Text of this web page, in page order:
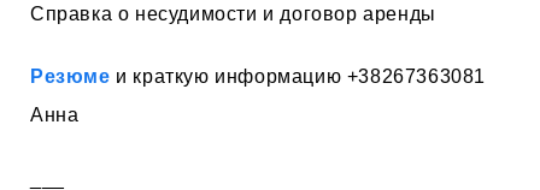
Справка о несудимости и договор аренды
Резюме и краткую информацию +38267363081
Анна